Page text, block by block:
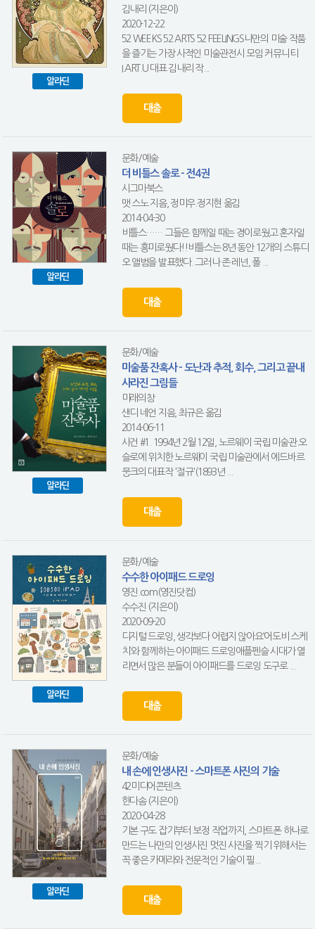
알라딘
김내리 (지은이)
2020-12-22
52 WEEKS 52 ARTS 52 FEELINGS나만의 미술 작품
을 즐기는 가장 사적인 미술관전시 모임 커뮤니티
I.ART.U 대표 김내리 작...
대출
알라딘
문화/예술
더 비틀스 솔로 - 전4권
시그마북스
맷 스노 지음, 정미우.정지현 옮김
2014-04-30
비틀스…… 그들은 함께일 때는 경이로웠고 혼자일
때는 흥미로웠다!!비틀스는 8년 동안 12개의 스튜디
오 앨범을 발표했다. 그러나 존 레넌, 폴 ...
대출
알라딘
문화/예술
미술품 잔혹사 - 도난과 추적, 회수, 그리고 끝내
사라진 그림들
미래의창
샌디 네언 지음, 최규은 옮김
2014-06-11
사건 #1. 1994년 2월 12일, 노르웨이 국립 미술관.오
슬로에 위치한 노르웨이 국립 미술관에서 에드바르
뭉크의 대표작 '절규'(1893년 ...
대출
알라딘
문화/예술
수수한 아이패드 드로잉
영진.com(영진닷컴)
수수진 (지은이)
2020-09-20
디지털 드로잉, 생각보다 어렵지 않아요‘어도비 스케
치’와 함께하는 아이패드 드로잉애플펜슬 시대가 열
리면서 많은 분들이 아이패드를 드로잉 도구로 ...
대출
알라딘
문화/예술
내 손에 인생사진 - 스마트폰 사진의 기술
42미디어콘텐츠
한다솜 (지은이)
2020-04-28
기본 구도 잡기부터 보정 작업까지, 스마트폰 하나로
만드는 나만의 인생사진 멋진 사진을 찍기 위해서는
꼭 좋은 카메라와 전문적인 기술이 필...
대출